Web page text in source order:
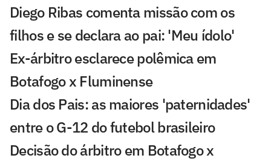
Diego Ribas comenta missão com os
filhos e se declara ao pai: 'Meu ídolo'
Ex-árbitro esclarece polêmica em
Botafogo x Fluminense
Dia dos Pais: as maiores 'paternidades'
entre o G-12 do futebol brasileiro
Decisão do árbitro em Botafogo x